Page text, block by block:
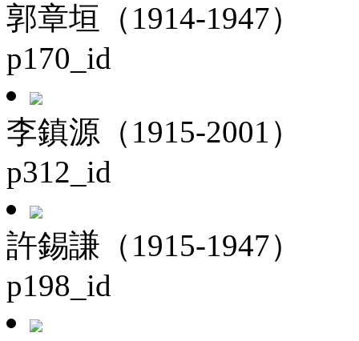
郭章垣（1914-1947）
p170_id
李鎮源（1915-2001）
p312_id
許錫謙（1915-1947）
p198_id